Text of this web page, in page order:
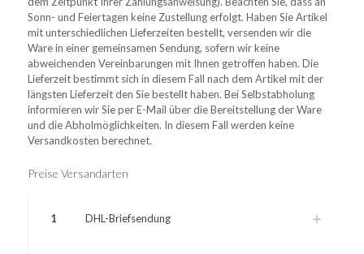
Sonn- und Feiertagen keine Zustellung erfolgt. Haben Sie Artikel
mit unterschiedlichen Lieferzeiten bestellt, versenden wir die
Ware in einer gemeinsamen Sendung, sofern wir keine
abweichenden Vereinbarungen mit Ihnen getroffen haben. Die
Lieferzeit bestimmt sich in diesem Fall nach dem Artikel mit der
längsten Lieferzeit den Sie bestellt haben. Bei Selbstabholung
informieren wir Sie per E-Mail über die Bereitstellung der Ware
und die Abholmöglichkeiten. In diesem Fall werden keine
Versandkosten berechnet.
Preise Versandarten
1 DHL-Briefsendung